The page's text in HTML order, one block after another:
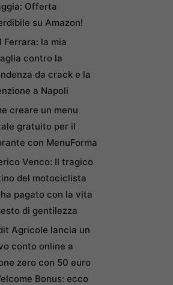
Offerta
su Amazon!
Ferrara: la mia
contro la
da crack e la
a Napoli
creare un menu
gratuito per il
con MenuForma
Venco: Il tragico
del motociclista
pagato con la vita
di gentilezza
Agricole lancia un
conto online a
zero con 50 euro
Bonus: ecco